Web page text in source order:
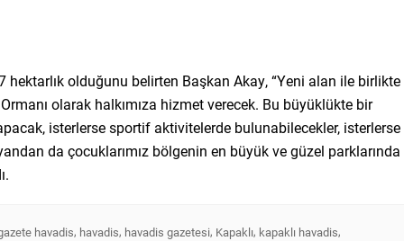
hektarlık olduğunu belirten Başkan Akay, “Yeni alan ile birlikte
olarak halkımıza hizmet verecek. Bu büyüklükte bir
isterlerse sportif aktivitelerde bulunabilecekler, isterlerse
da çocuklarımız bölgenin en büyük ve güzel parklarında
havadis, havadis, havadis gazetesi, Kapaklı, kapaklı havadis,